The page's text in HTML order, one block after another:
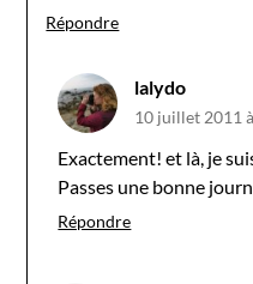
Répondre
lalydo
10 juillet 2011
Exactement! et là, je
Passes une bonne
Répondre